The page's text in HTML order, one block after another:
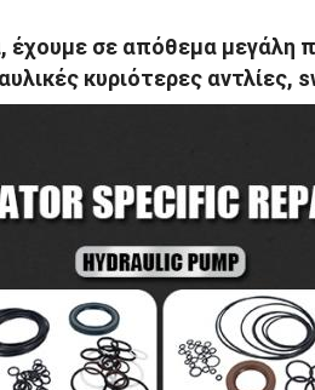
έχουμε σε απόθεμα μεγάλη
κυριότερες αντλίες,